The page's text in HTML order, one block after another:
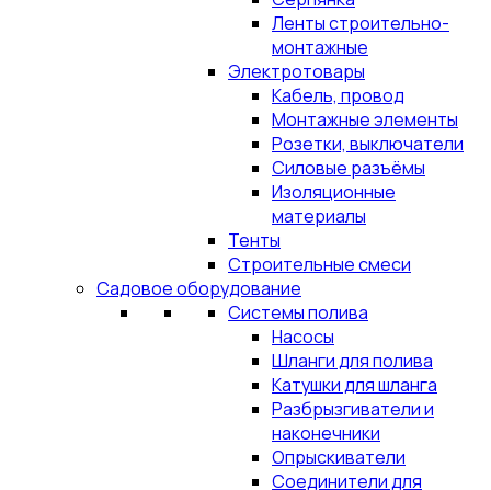
Ленты строительно-
монтажные
Электротовары
Кабель, провод
Монтажные элементы
Розетки, выключатели
Силовые разъёмы
Изоляционные
материалы
Тенты
Строительные смеси
Садовое оборудование
Системы полива
Насосы
Шланги для полива
Катушки для шланга
Разбрызгиватели и
наконечники
Опрыскиватели
Соединители для